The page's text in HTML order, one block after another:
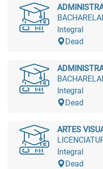
Integral
Dead
Integral
Dead
ARTES
Integral
Dead